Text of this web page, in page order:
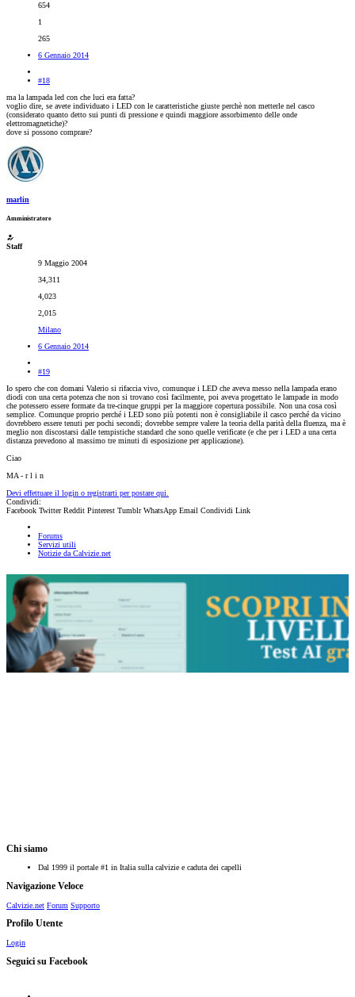
654
1
265
6 Gennaio 2014
#18
ma la lampada led con che luci era fatta?
voglio dire, se avete individuato i LED con le caratteristiche giuste perchè non metterle nel casco
(considerato quanto detto sui punti di pressione e quindi maggiore assorbimento delle onde
elettromagnetiche)?
dove si possono comprare?
marlin
Amministratore
Staff
9 Maggio 2004
34,311
4,023
2,015
Milano
6 Gennaio 2014
#19
Io spero che con domani Valerio si rifaccia vivo, comunque i LED che aveva messo nella lampada erano
diodi con una certa potenza che non si trovano così facilmente, poi aveva progettato le lampade in modo
che potessero essere formate da tre-cinque gruppi per la maggiore copertura possibile. Non una cosa così
semplice. Comunque proprio perché i LED sono più potenti non è consigliabile il casco perché da vicino
dovrebbero essere tenuti per pochi secondi; dovrebbe sempre valere la teoria della parità della fluenza, ma è
meglio non discostarsi dalle tempistiche standard che sono quelle verificate (e che per i LED a una certa
distanza prevedono al massimo tre minuti di esposizione per applicazione).
Ciao
MA - r l i n
Devi effettuare il login o registrarti per postare qui.
Condividi:
Facebook Twitter Reddit Pinterest Tumblr WhatsApp Email Condividi Link
Forums
Servizi utili
Notizie da Calvizie.net
Chi siamo
Dal 1999 il portale #1 in Italia sulla calvizie e caduta dei capelli
Navigazione Veloce
Calvizie.net Forum Supporto
Profilo Utente
Login
Seguici su Facebook